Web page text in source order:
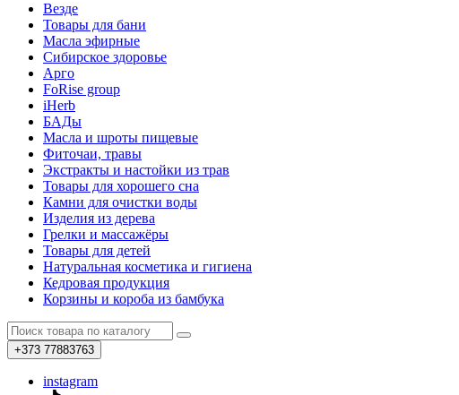
Везде
Товары для бани
Масла эфирные
Сибирское здоровье
Арго
FoRise group
iHerb
БАДы
Масла и шроты пищевые
Фиточаи, травы
Экстракты и настойки из трав
Товары для хорошего сна
Камни для очистки воды
Изделия из дерева
Грелки и массажёры
Товары для детей
Натуральная косметика и гигиена
Кедровая продукция
Корзины и короба из бамбука
+373 77883763
instagram